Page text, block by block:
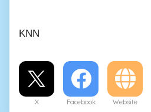
KNN
X Facebook Website